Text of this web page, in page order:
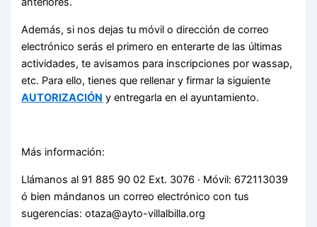
Además, si nos dejas tu móvil o dirección de correo
electrónico serás el primero en enterarte de las últimas
actividades, te avisamos para inscripciones por wassap,
etc. Para ello, tienes que rellenar y firmar la siguiente
AUTORIZACIÓN y entregarla en el ayuntamiento.
Más información:
Llámanos al 91 885 90 02 Ext. 3076 · Móvil: 672113039
ó bien mándanos un correo electrónico con tus
sugerencias: otaza@ayto-villalbilla.org